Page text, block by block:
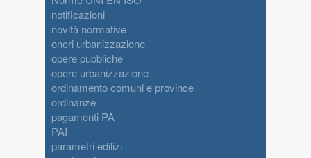
notificazioni
novità normative
oneri urbanizzazione
opere pubbliche
opere urbanizzazione
ordinamento comuni e province
ordinanze
pagamenti PA
PAI
parametri edilizi